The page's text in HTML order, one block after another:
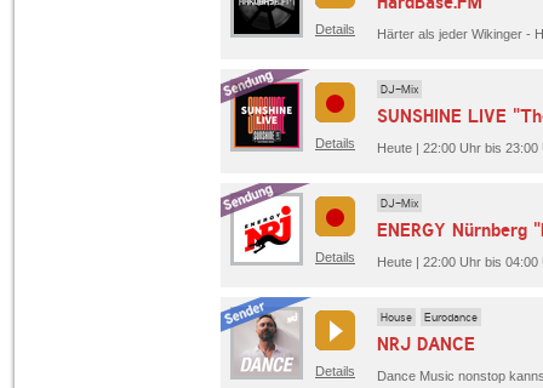
Details
Details
DJ-Mix
SUNSHINE LIVE
Heute | 22:00 Uhr bis
Details
DJ-Mix
ENERGY Nürnberg
Heute | 22:00 Uhr bis
Details
House Eurodance
NRJ DANCE